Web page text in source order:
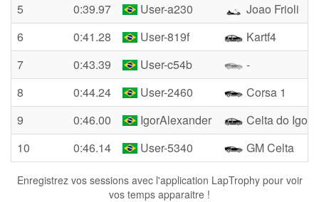
5
0:39.97 User-a230
Joao Frioli
6
0:41.28 User-819f
Kartf4
7
0:43.39 User-c54b
-
8
0:44.24 User-2460
Corsa 1
9
0:46.00 IgorAlexander
Celta do Igor
10
0:46.14 User-5340 GM Celta
Enregistrez vos sessions avec l'application LapTrophy pour voir
vos temps apparaitre !